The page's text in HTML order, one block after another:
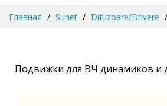
Главная Sunet Difuzoare/Drivere
Подвижки для ВЧ динамиков и